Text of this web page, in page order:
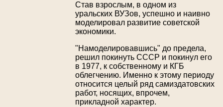
Став взрослым, в одном из
уральских ВУЗов, успешно и наивно
моделировал развитие советской
экономики.
"Намоделировавшись" до предела,
решил покинуть СССР и покинул его
в 1977, к собственному и КГБ
облегчению. Именно к этому периоду
относится целый ряд самиздатовских
работ, носящих, впрочем,
прикладной характер.